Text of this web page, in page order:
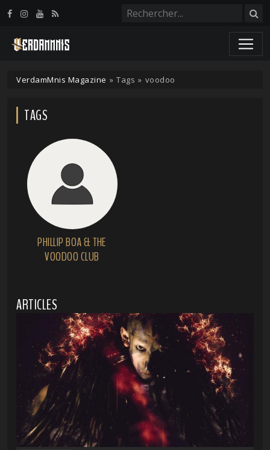
VerdamMnis Magazine » Tags » voodoo
TAGS
PHILLIP BOA & THE
VOODOO CLUB
ARTICLES
Panneau de gestion des cookies